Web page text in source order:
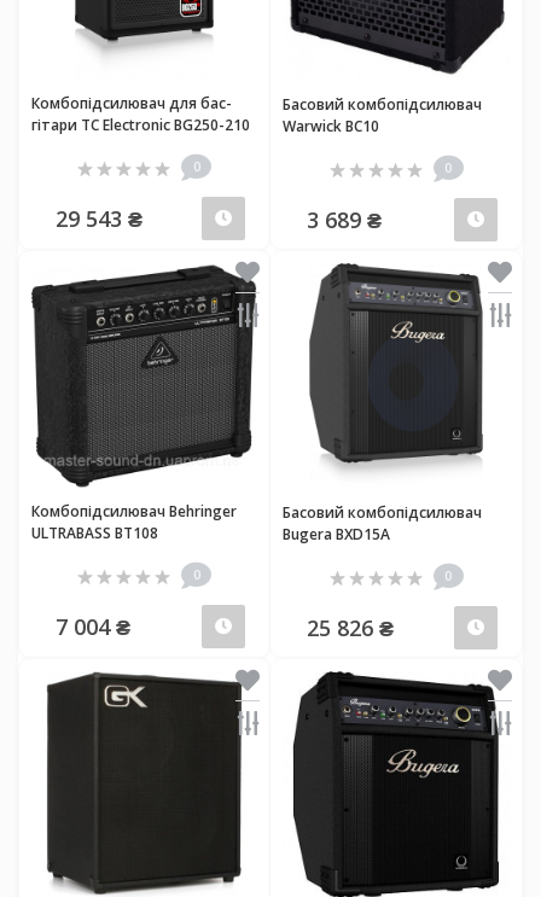
Комбопідсилювач для бас-
гітари TC Electronic BG250-210
0
29 543 ₴ Передзамовлення
Басовий комбопідсилювач
Warwick BC10
0
3 689 ₴
Комбопідсилювач Behringer
ULTRABASS BT108
0
7 004 ₴ Передзамовлення
Басовий комбопідсилювач
Bugera BXD15A
0
25 826 ₴